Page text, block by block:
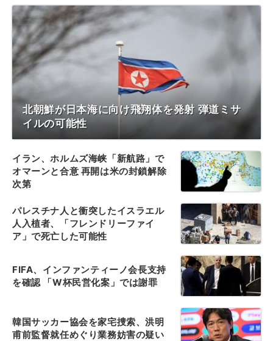
北朝鮮が日本海に向け飛翔体を発射 弾道ミサ
イルの可能性
イラン、ホルムズ海峡「新航路」で
オマーンと合意 再開は米の封鎖解除
次第
パレスチナ人と衝突したイスラエル
人入植者、「フレンドリーファイ
ア」で死亡した可能性
FIFA、インファンティーノ会長支持
を確認 「W杯民営化案」では謝罪
韓国サッカー協会を家宅捜索、洪明
甫前監督就任めぐり業務妨害の疑い